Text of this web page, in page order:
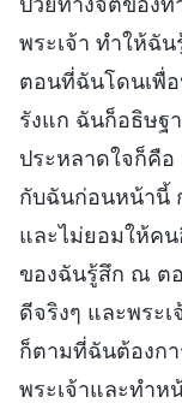
พระเจ้า ทำให้ฉั
ตอนที่ฉันโดนเพื่
รังแก ฉันก็อธิษฐ
ประหลาดใจก็คื
กับฉันก่อนหน้านี้
และไม่ยอมให้ค
ของฉันรู้สึก ณ ตอ
ดีจริงๆ และพระ
ก็ตามที่ฉันต้องก
พระเจ้าและทำ